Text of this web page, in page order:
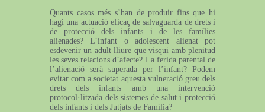
Quants casos més s’han de produir fins que hi
hagi una actuació eficaç de salvaguarda de drets i
de protecció dels infants i de les famílies
alienades? L’infant o adolescent alienat pot
esdevenir un adult lliure que visqui amb plenitud
les seves relacions d’afecte? La ferida parental de
l’alienació serà superada per l’infant? Podem
evitar com a societat aquesta vulneració greu dels
drets dels infants amb una intervenció
protocol·litzada dels sistemes de salut i protecció
dels infants i dels Jutjats de Família?